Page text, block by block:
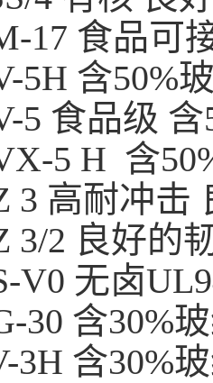
17 食品可
5H 含50%
5 食品级
5 H 含
3 高耐冲击
3/2 良好的
V0 无卤
30 含30%
3H 含30%